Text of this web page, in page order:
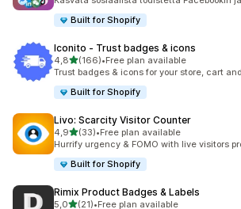
Built for Shopify
Iconito ‑ Trust badges & icons
4,8/ 5 tähteä
(166)
166 arvostelua yhteensä
•Free plan available
Trust badges & icons for your store, cart
Built for Shopify
Livo: Scarcity Visitor Counter
4,9/ 5 tähteä
(33)
33 arvostelua yhteensä
•Free plan available
Hurrify urgency & FOMO with live visitors
Built for Shopify
Rimix Product Badges & Labels
5,0/ 5 tähteä
(21)•Free plan available